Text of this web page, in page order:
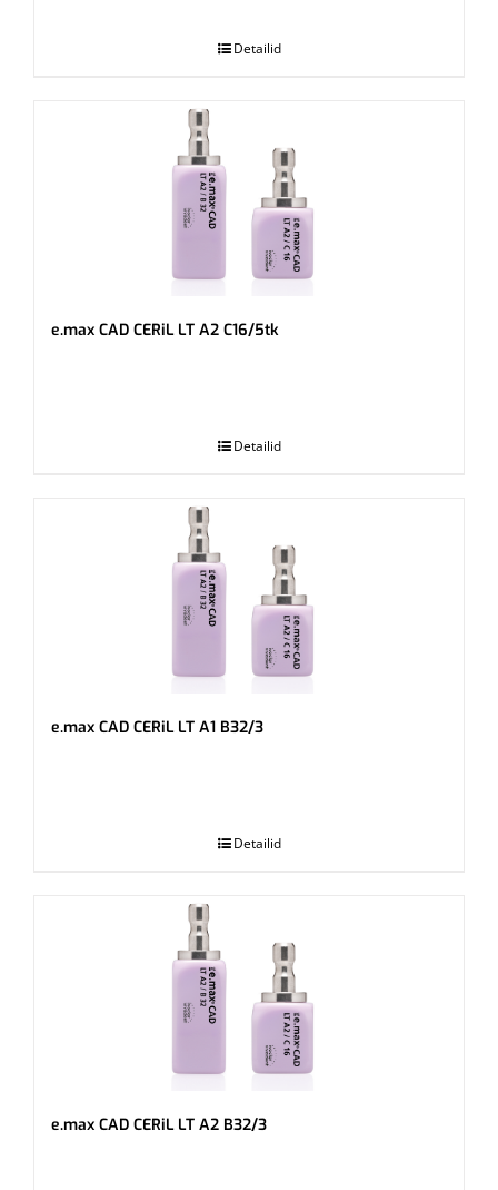
Detailid
e.max CAD CERiL LT A2 C16/5tk
Detailid
e.max CAD CERiL LT A1 B32/3
Detailid
e.max CAD CERiL LT A2 B32/3